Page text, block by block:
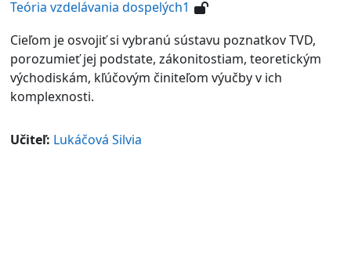
Teória vzdelávania dospelých1
Cieľom je osvojiť si vybranú sústavu poznatkov TVD,
porozumieť jej podstate, zákonitostiam, teoretickým
východiskám, kľúčovým činiteľom výučby v ich
komplexnosti.
Učiteľ: Lukáčová Silvia